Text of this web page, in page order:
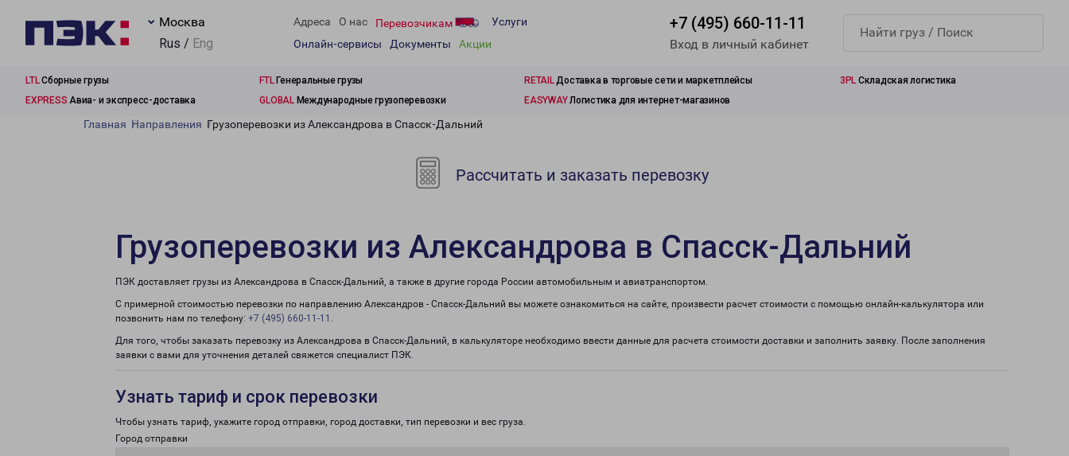
Москва
Rus / Eng
Адреса О нас Перевозчикам
Услуги
Онлайн-сервисы
Документы Акции
+7 (495) 660-11-11
Вход в личный кабинет
LTLСборные грузы FTLГенеральные грузы RETAILДоставка в торговые сети и маркетплейсы 3PL Складская логистика
EXPRESS Авиа- и экспресс-доставка GLOBALМеждународные грузоперевозки EASYWAYЛогистика для интернет-магазинов
Главная Направления Грузоперевозки из Александрова в Спасск-Дальний
Рассчитать и заказать перевозку
Грузоперевозки из Александрова в Спасск-Дальний
ПЭК доставляет грузы из Александрова в Спасск-Дальний, а также в другие города России автомобильным и авиатранспортом.
С примерной стоимостью перевозки по направлению Александров - Спасск-Дальний вы можете ознакомиться на сайте, произвести расчет стоимости с помощью онлайн-калькулятора или
позвонить нам по телефону: +7 (495) 660-11-11 .
Для того, чтобы заказать перевозку из Александрова в Спасск-Дальний, в калькуляторе необходимо ввести данные для расчета стоимости доставки и заполнить заявку. После заполнения
заявки с вами для уточнения деталей свяжется специалист ПЭК.
Узнать тариф и срок перевозки
Чтобы узнать тариф, укажите город отправки, город доставки, тип перевозки и вес груза.
Город отправки